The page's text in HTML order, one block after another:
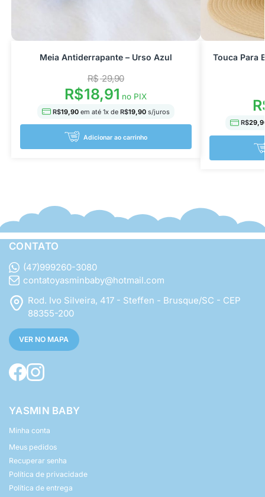
Meia Antiderrapante – Urso Azul
R$29,90
R$18,91 no PIX
R$19,90 em até 1x de R$19,90s/juros
Adicionar ao carrinho
Touca Para
R$
CONTATO
(47)999260-3080
contatoyasminbaby@hotmail.com
Rod. Ivo Silveira, 417 - Steffen - Brusque/SC - CEP
88355-200
VER NO MAPA
YASMIN BABY
Minha conta
Meus pedidos
Recuperar senha
Política de privacidade
Política de entrega